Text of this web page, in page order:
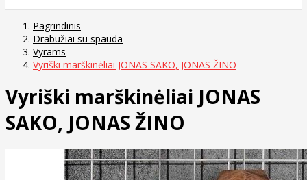
Pagrindinis
Drabužiai su spauda
Vyrams
Vyriški marškinėliai JONAS SAKO, JONAS ŽINO
Vyriški marškinėliai JONAS
SAKO, JONAS ŽINO